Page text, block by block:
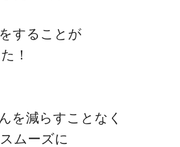
することが
！
を減らすことなく
ムーズに